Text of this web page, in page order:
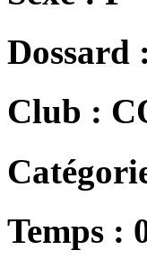
Dossard :
Club :
Temps :